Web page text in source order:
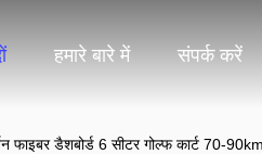
हमारे बारे में संपर्क करें
फाइबर डैशबोर्ड 6 सीटर गोल्फ कार्ट 70-